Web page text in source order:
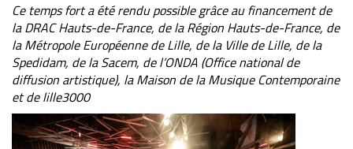
Ce temps fort a été rendu possible grâce au financement de
la DRAC Hauts-de-France, de la Région Hauts-de-France, de
la Métropole Européenne de Lille, de la Ville de Lille, de la
Spedidam, de la Sacem, de l’ONDA (Office national de
diffusion artistique), la Maison de la Musique Contemporaine
et de lille3000